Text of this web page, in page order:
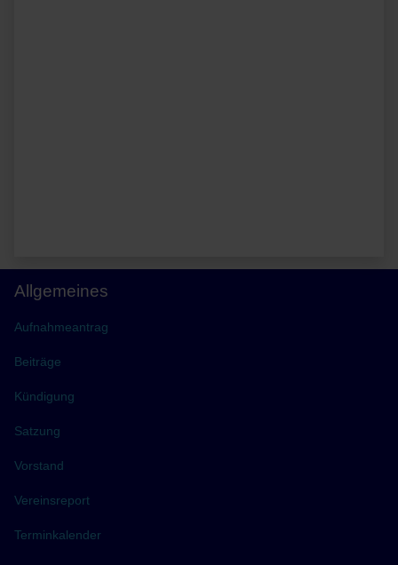
Allgemeines
Aufnahmeantrag
Beiträge
Kündigung
Satzung
Vorstand
Vereinsreport
Terminkalender